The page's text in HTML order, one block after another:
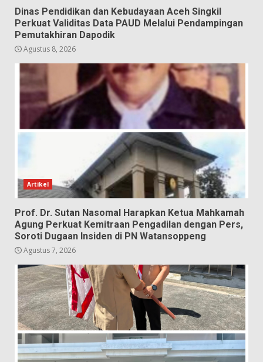
Dinas Pendidikan dan Kebudayaan Aceh Singkil
Perkuat Validitas Data PAUD Melalui Pendampingan
Pemutakhiran Dapodik
Agustus 8, 2026
Artikel
Prof. Dr. Sutan Nasomal Harapkan Ketua Mahkamah
Agung Perkuat Kemitraan Pengadilan dengan Pers,
Soroti Dugaan Insiden di PN Watansoppeng
Agustus 7, 2026